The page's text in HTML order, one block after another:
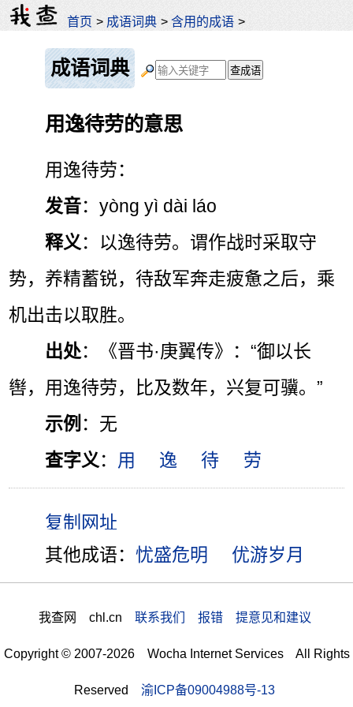
首页 > 成语词典 >含用的成语 >
成语词典
用逸待劳的意思
用逸待劳：
发音：yòng yì dài láo
释义 ：以逸待劳。谓作战时采取守
势，养精蓄锐，待敌军奔走疲惫之后，乘
机出击以取胜。
出处：《晋书·庚翼传》：“御以长
辔，用逸待劳，比及数年，兴复可骥。”
示例 ：无
查字义 ： 用 逸 待 劳
其他成语：忧盛危明 优游岁月
我查网 chl.cn 联系我们 报错 提意见和建议
Copyright © 2007-2026 Wocha Internet Services All Rights
Reserved 渝ICP备09004988号-13